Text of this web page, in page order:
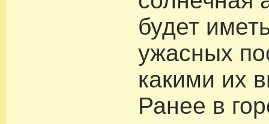
будет
ужасных
какими их
Ранее в